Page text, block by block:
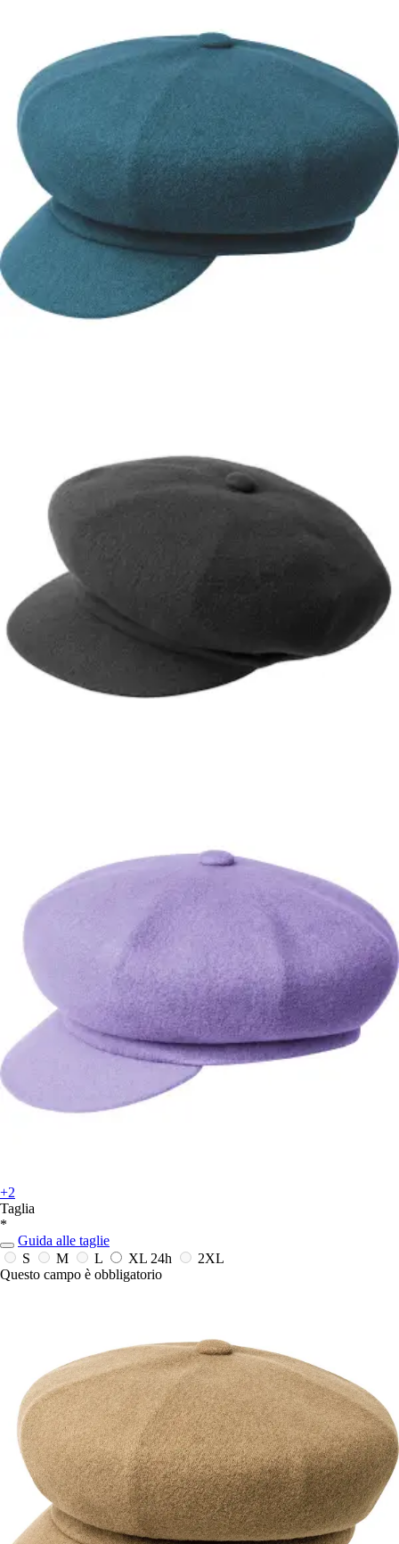
+2
Taglia
*
Guida alle taglie
S
M L XL 24h
2XL
Questo campo è obbligatorio